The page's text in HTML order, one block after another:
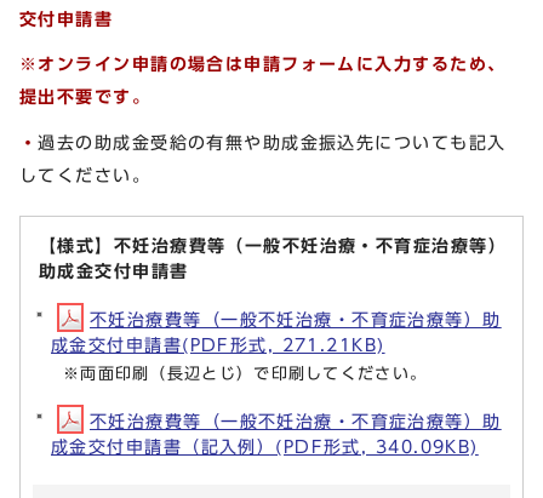
交付申請書
※オンライン申請の場合は申請フォームに入力するため、
提出不要です。
・過去の助成金受給の有無や助成金振込先についても記入
してください。
【様式】不妊治療費等（一般不妊治療・不育症治療等）
助成金交付申請書
不妊治療費等（一般不妊治療・不育症治療等）助
成金交付申請書(PDF形式, 271.21KB)
※両面印刷（長辺とじ）で印刷してください。
不妊治療費等（一般不妊治療・不育症治療等）助
成金交付申請書（記入例）(PDF形式, 340.09KB)